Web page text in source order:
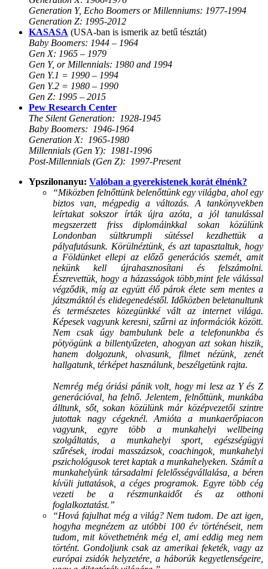
Generation Y, Echo Boomers or Millenniums: 1977-1994
Generation Z: 1995-2012
KASASA (USA-ban is ismerik az betű tésztát)
Baby Boomers: 1944 – 1964
Gen X: 1965 – 1979
Gen Y, or Millennials: 1980 and 1994
Gen Y.1 = 1990 – 1994
Gen Y.2 = 1980 – 1990
Gen Z: 1995 – 2015
Pew Research Center
The Silent Generation: 1928-1945
Baby Boomers: 1946-1964
Generation X: 1965-1980
Millennials (Gen Y): 1981-1996
Post-Millennials (Gen Z): 1997-Present
Ypszilonanyu: Valóban a gyerekistenek korát élnénk?
“Miközben felnőttünk belenőttünk egy világba, ahol egy
biztos van, mégpedig a változás. A tankönyvekben
leírtakat sokszor írták újra azóta, a jól tanulással
megszerzett friss diplomáinkkal sokan közülünk
Londonban sültkrumpli sütéssel kezdhettük a
pályafutásunk. Körülnéztünk, és azt tapasztaltuk, hogy
a Földünket ellepi az előző generációs szemét, amit
nekünk kell újrahasznosítani és felszámolni.
Észrevettük, hogy a házasságok több,mint fele válással
végződik, míg az együtt élő párok élete sem mentes a
játszmáktól és elidegenedéstől. Időközben beletanultunk
és természetes közegünkké vált az internet világa.
Képesek vagyunk keresni, szűrni az információk között.
Nem csak úgy bambulunk bele a telefonunkba és
pötyögünk a billentyűzeten, ahogyan azt sokan hiszik,
hanem dolgozunk, olvasunk, filmet nézünk, zenét
hallgatunk, térképet használunk, beszélgetünk rajta.
Nemrég még óriási pánik volt, hogy mi lesz az Y és Z
generációval, ha felnő. Jelentem, felnőttünk, munkába
álltunk, sőt, sokan közülünk már középvezetői szintre
jutottak nagy cégeknél. Amióta a munkaerőpiacon
vagyunk, egyre több a munkahelyi wellbeing
szolgáltatás, a munkahelyi sport, egészségügyi
szűrések, irodai masszázsok, coachingok, munkahelyi
pszichológusok teret kaptak a munkahelyeken. Számít a
munkahelyünk társadalmi felelősségvállalása, a béren
kívüli juttatások, a céges programok. Egyre több cég
vezeti be a részmunkaidőt és az otthoni
foglalkoztatást.”
“Hová fajulhat még a világ? Nem tudom. De azt igen,
hogyha megnézem az utóbbi 100 év történéseit, nem
tudom, mit követhetnénk még el, ami eddig meg nem
történt. Gondoljunk csak az amerikai feketék, vagy az
európai zsidók helyzetére, a háborúk kegyetlenségeire,